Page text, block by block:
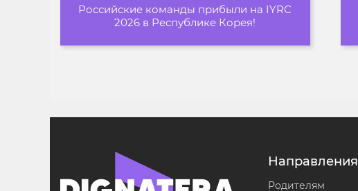
Российские команды прибыли на IYRC
2026 в Республике Корея!
Направления
Родителям